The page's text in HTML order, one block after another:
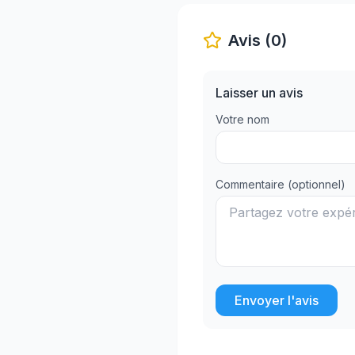
Avis (0)
Laisser un avis
Votre nom
Commentaire (optionnel)
Envoyer l'avis